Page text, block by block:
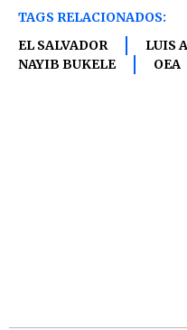
TAGS RELACIONADOS:
EL SALVADOR
LUIS
NAYIB BUKELE
OEA